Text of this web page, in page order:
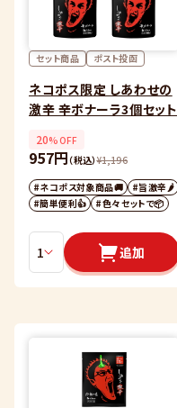
セット商品 ポスト投函
ネコポス限定 しあわせの
激辛 辛ボナーラ3個セット
20%OFF
957円（税込）¥1,196
#ネコポス対象商品🚚
#旨激辛🌶
#簡単便利👍
#色々セットで📦
追加